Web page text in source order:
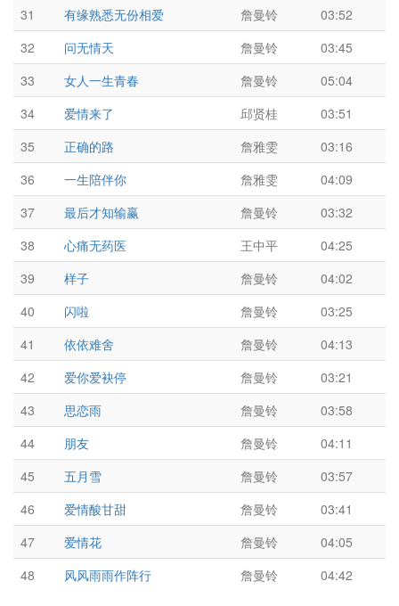
31
有缘熟悉无份相爱 詹曼铃
03:52
32
问无情天 詹曼铃
03:45
33
女人一生青春 詹曼铃
05:04
34
爱情来了 邱贤桂
03:51
35
正确的路 詹雅雯
03:16
36
一生陪伴你 詹雅雯
04:09
37
最后才知输赢 詹曼铃
03:32
38
心痛无药医 王中平
04:25
39
样子 詹曼铃
04:02
40
闪啦 詹曼铃
03:25
41
依依难舍 詹曼铃
04:13
42
爱你爱袂停 詹曼铃
03:21
43
思恋雨 詹曼铃
03:58
44
朋友 詹曼铃
04:11
45
五月雪 詹曼铃
03:57
46
爱情酸甘甜 詹曼铃
03:41
47
爱情花 詹曼铃
04:05
48
风风雨雨作阵行 詹曼铃 04:42